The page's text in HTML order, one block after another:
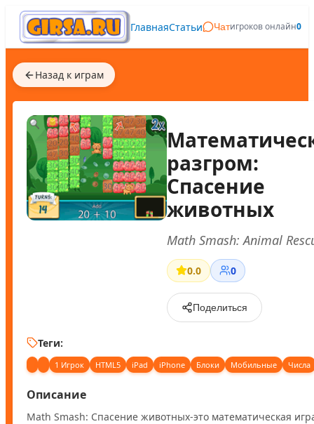
ГлавнаяСтатьи Чатигроков онлайн0
Назад к играм
разгром:
Спасение
животных
Math Smash: Animal
0.0 0
Поделиться
Теги:
1 Игрок HTML5 iPad iPhone Блоки Мобильные Числа
Описание
Math Smash: Спасение животных-это математическая